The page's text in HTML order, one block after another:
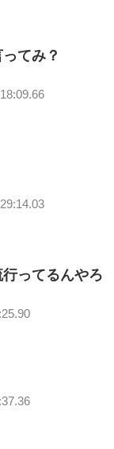
てみ？
ってるんやろ